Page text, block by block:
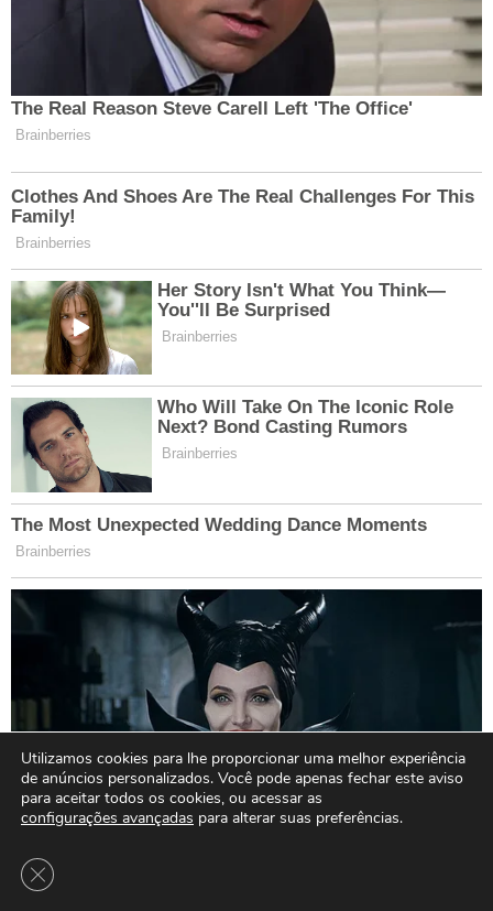
Utilizamos cookies para lhe proporcionar uma melhor experiência
de anúncios personalizados. Você pode apenas fechar este aviso
para aceitar todos os cookies, ou acessar as
configurações avançadas para alterar suas preferências.
Close GDPR Cookie Banner